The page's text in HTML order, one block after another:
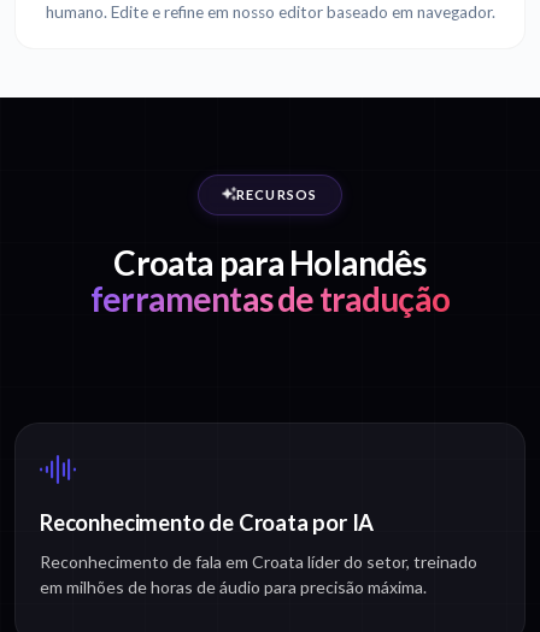
humano. Edite e refine em nosso editor baseado em navegador.
RECURSOS
Croata para Holandês
ferramentas de tradução
Reconhecimento de Croata por IA
Reconhecimento de fala em Croata líder do setor, treinado
em milhões de horas de áudio para precisão máxima.